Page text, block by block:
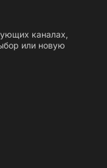
каналах,
или новую